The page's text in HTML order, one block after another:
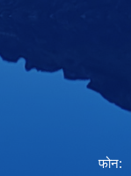
गोरखा फोन: